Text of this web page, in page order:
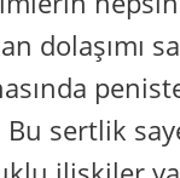
dolaşımı
sertlik